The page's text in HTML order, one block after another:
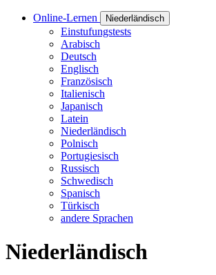
Online-Lernen Niederländisch
Einstufungstests
Arabisch
Deutsch
Englisch
Französisch
Italienisch
Japanisch
Latein
Niederländisch
Polnisch
Portugiesisch
Russisch
Schwedisch
Spanisch
Türkisch
andere Sprachen
Niederländisch